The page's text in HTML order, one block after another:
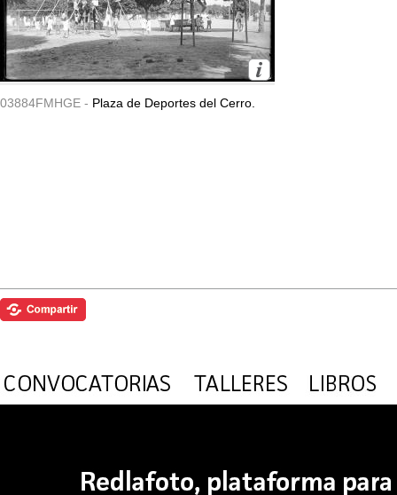
03884FMHGE - Plaza de Deportes del Cerro.